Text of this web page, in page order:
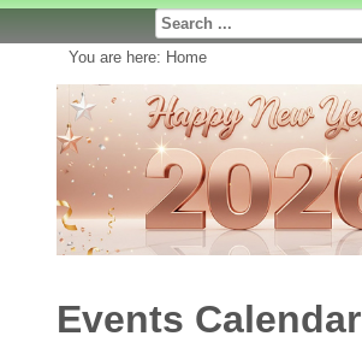
You are here: Home
Events Calendar